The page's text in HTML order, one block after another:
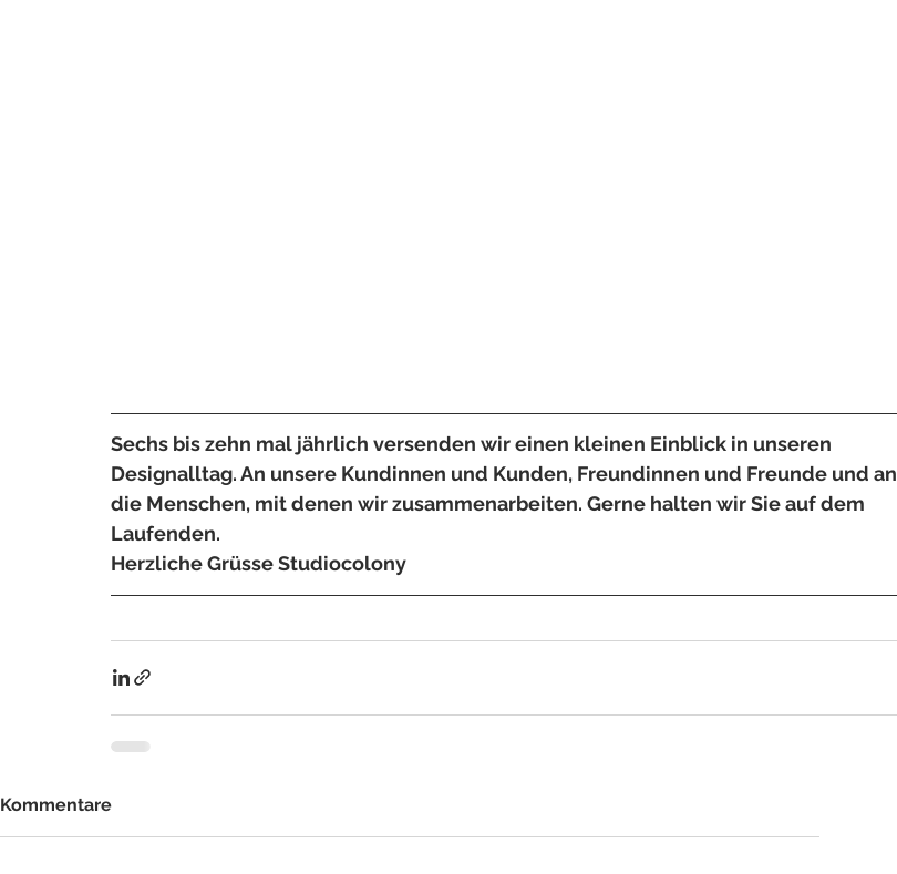
Sechs bis zehn mal jährlich versenden wir einen kleinen Einblick in unseren
Designalltag. An unsere Kundinnen und Kunden, Freundinnen und Freunde und an
die Menschen, mit denen wir zusammenarbeiten. Gerne halten wir Sie auf dem
Laufenden.
Herzliche Grüsse Studiocolony
Kommentare